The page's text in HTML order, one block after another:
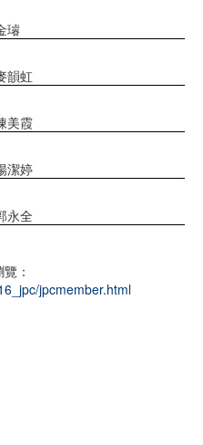
璿
韻虹
美霞
潔婷
永全
：
jpcmember.html